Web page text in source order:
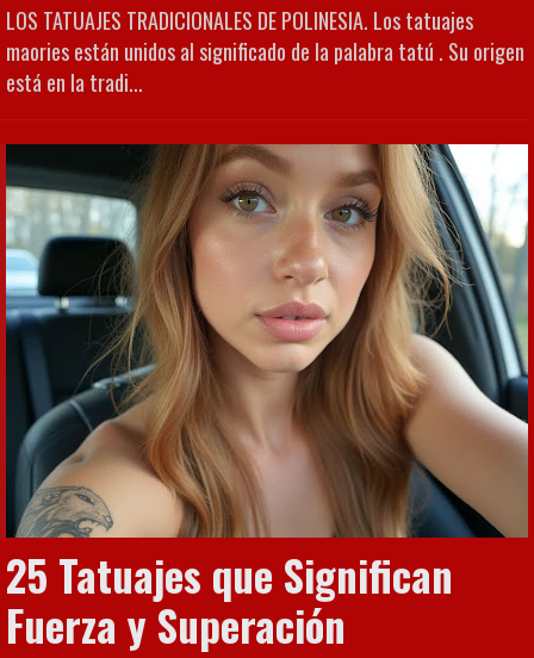
LOS TATUAJES TRADICIONALES DE POLINESIA. Los tatuajes
maories están unidos al significado de la palabra tatú . Su origen
está en la tradi...
25 Tatuajes que Significan
Fuerza y Superación